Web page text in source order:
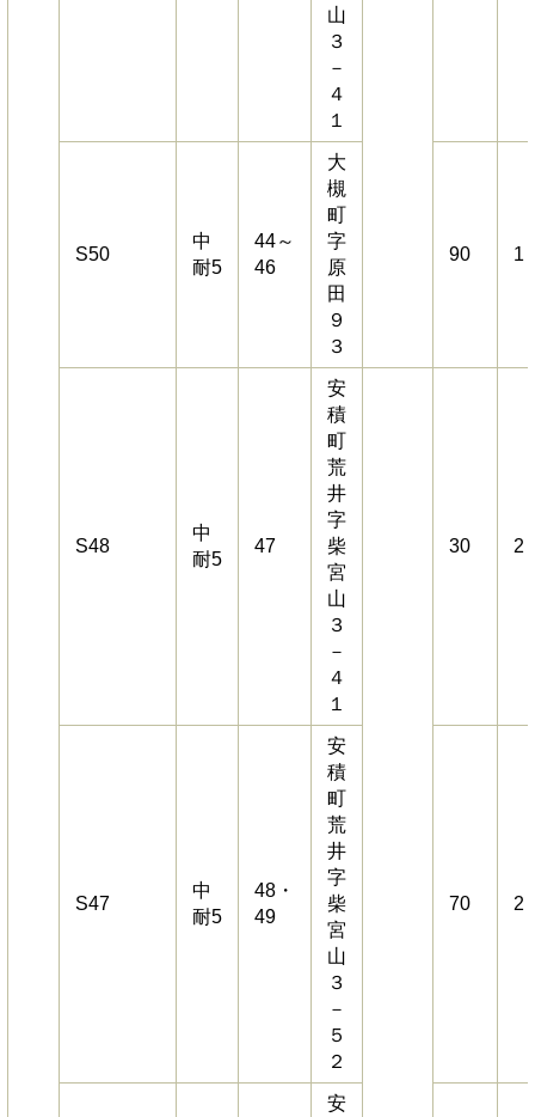
山
３
－
４
１
S50
中
耐5
44～
46
大
槻
町
字
原
田
９
３
90 1
S48
中
耐5
47
安
積
町
荒
井
字
柴
宮
山
３
－
４
１
30 2
S47
中
耐5
48・
49
安
積
町
荒
井
字
柴
宮
山
３
－
５
２
70 2
安